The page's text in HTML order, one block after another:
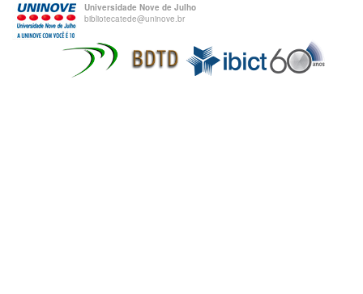
Universidade Nove de Julho
bibliotecatede@uninove.br